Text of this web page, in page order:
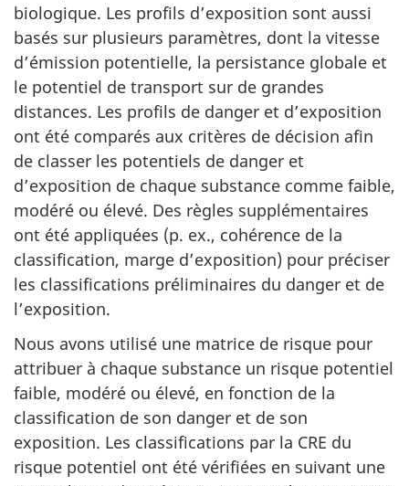
biologique. Les profils d’exposition sont aussi
basés sur plusieurs paramètres, dont la vitesse
d’émission potentielle, la persistance globale et
le potentiel de transport sur de grandes
distances. Les profils de danger et d’exposition
ont été comparés aux critères de décision afin
de classer les potentiels de danger et
d’exposition de chaque substance comme faible,
modéré ou élevé. Des règles supplémentaires
ont été appliquées (p. ex., cohérence de la
classification, marge d’exposition) pour préciser
les classifications préliminaires du danger et de
l’exposition.
Nous avons utilisé une matrice de risque pour
attribuer à chaque substance un risque potentiel
faible, modéré ou élevé, en fonction de la
classification de son danger et de son
exposition. Les classifications par la CRE du
risque potentiel ont été vérifiées en suivant une